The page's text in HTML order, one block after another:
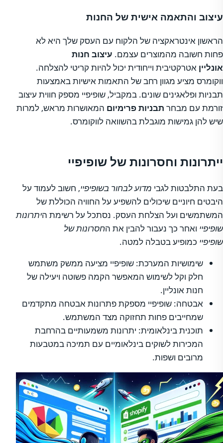
עיצוב והתאמה אישית של החנות
הראשון אינטראקציה של הלקוח עם העסק שלך היא לא
פחות חשובה מהמוצרים עצמם. עיצוב חנות
אונליין אטרקטיבית וייחודית יכול להיות קריטי להצלחה.
ווקומרס מציע מגוון רחב של התאמות אישיות באמצעות
תבניות ופלאגינים שונים. במקביל, שופיפיי מספק חווית עיצוב
זורמת עם מבחר תבניות פרימיום המאושרות מראש, למרות
שיש להן גמישות מוגבלת בהשוואה לווקומרס.
ייתרונות וחסרונות של שופיפיי
בעת התלבטות לגבי מדוע לבחור בשופיפיי, חשוב לעמוד על
היבטים חיוניים שיכולים להשפיע על החוויה הכוללת של
המשתמשים ועל הצלחת העסק. נסתכל על רשימת היתרונות
שופיפיי ואחר כך נעבור להבין את החסרונות של
שופיפיי כמופיע בטבלה למטה.
שימושיות המערכת: שופיפיי מציעה ממשק משתמש
חלק וקל לשימוש המאפשר הקמה פשוטה ויעילה של
חנות אונליין.
אבטחה: שופיפיי מספקת פתרונות אבטחה מתקדמים
שמחייבים פחות תחזוקה מצד המשתמש.
תוכנית בינלאומית: יתרונות משמעותיים בהרחבת
המכירות לשוקים בינלאומיים עם תמיכה במטבעות
מרובים ושפות.